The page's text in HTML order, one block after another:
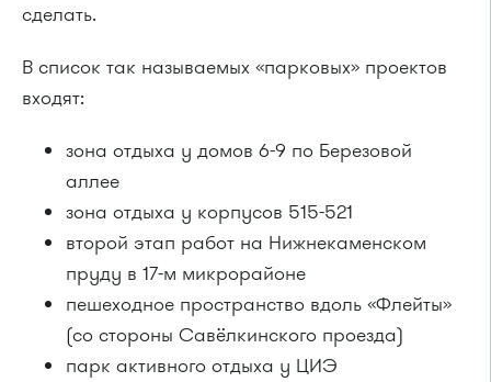
сделать.
В список так называемых «парковых» проектов
входят:
зона отдыха у домов 6-9 по Березовой
аллее
зона отдыха у корпусов 515-521
второй этап работ на Нижнекаменском
пруду в 17-м микрорайоне
пешеходное пространство вдоль «Флейты»
(со стороны Савёлкинского проезда)
парк активного отдыха у ЦИЭ